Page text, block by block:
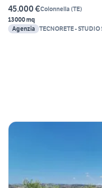
45.000 €Colonnella (TE)
13000 mq
Agenzia TECNORETE -